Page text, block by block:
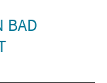
BAD